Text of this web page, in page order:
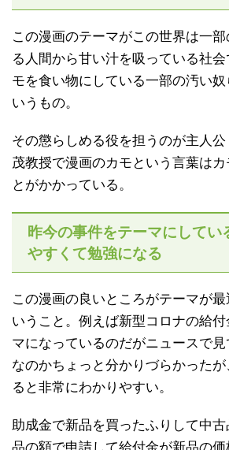
この漫画のテーマがこの世界は一
る人間から甘い汁を吸っている社
モを食い物にしている一部の汚い
いうもの。
その懲らしめる役を担うのが主人
茂教授で漫画のカモという言葉は
とがかかっている。
昨今の事件をテーマにしてい
やすくて勉強になる
この漫画の良いところがテーマが
いうこと。例えば新型コロナの給
マになっているのだがニュースで
なのかちょっと分かりづらかった
ると非常にわかりやすい。
助成金で新品を買ったふりして中
品の額で申請して給付金が新品の価